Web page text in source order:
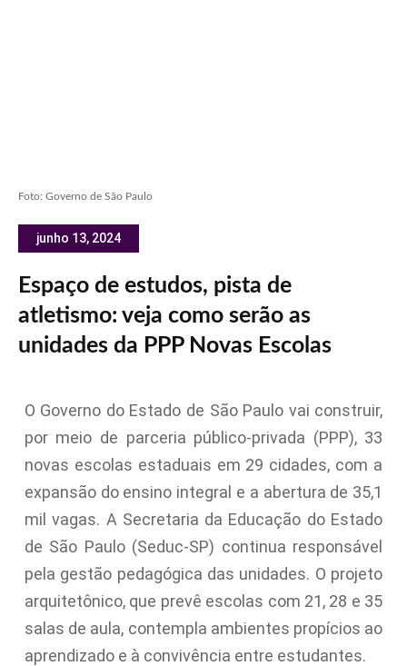
Foto: Governo de São Paulo
junho 13, 2024
Espaço de estudos, pista de
atletismo: veja como serão as
unidades da PPP Novas Escolas
O Governo do Estado de São Paulo vai construir,
por meio de parceria público-privada (PPP), 33
novas escolas estaduais em 29 cidades, com a
expansão do ensino integral e a abertura de 35,1
mil vagas. A Secretaria da Educação do Estado
de São Paulo (Seduc-SP) continua responsável
pela gestão pedagógica das unidades. O projeto
arquitetônico, que prevê escolas com 21, 28 e 35
salas de aula, contempla ambientes propícios ao
aprendizado e à convivência entre estudantes.